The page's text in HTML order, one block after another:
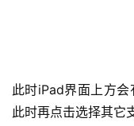
此时iPad界面上方会
此时再点击选择其它